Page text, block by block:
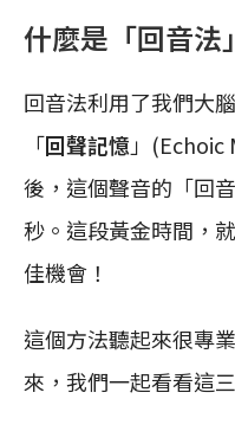
什麼是「回音法
回音法利用了我們大
「回聲記憶」(Echoic
後，這個聲音的「回
秒。這段黃金時間，
佳機會！
這個方法聽起來很專
來，我們一起看看這